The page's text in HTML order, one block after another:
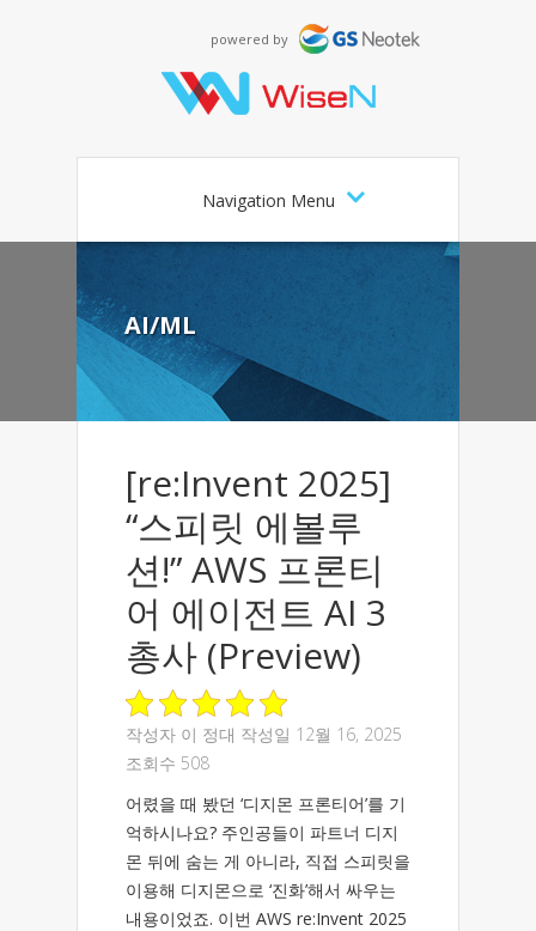
powered by
Navigation Menu
AI/ML
[re:Invent 2025]
“스피릿 에볼루
션!” AWS 프론티
어 에이전트 AI 3
총사 (Preview)
작성자 이 정대 작성일 12월 16, 2025
조회수 508
어렸을 때 봤던 ‘디지몬 프론티어’를 기
억하시나요? 주인공들이 파트너 디지
몬 뒤에 숨는 게 아니라, 직접 스피릿을
이용해 디지몬으로 ‘진화’해서 싸우는
내용이었죠. 이번 AWS re:Invent 2025